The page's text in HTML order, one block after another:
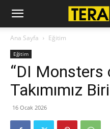
Ana Sayfa Eğitim
Eğitim
“DI Monsters
Takımımız
16 Ocak 2026